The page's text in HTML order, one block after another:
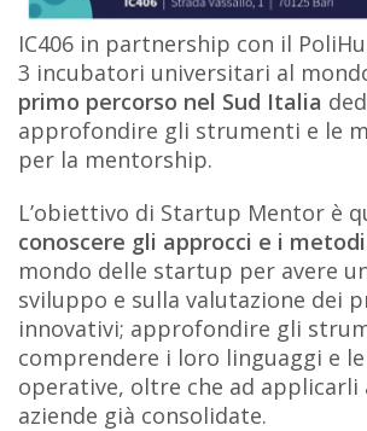
IC406 in partnership con il
3 incubatori universitari al
primo percorso nel Sud Italia
approfondire gli strumenti e le
per la mentorship.
L’obiettivo di Startup Mentor è
conoscere gli approcci e i
mondo delle startup per avere
sviluppo e sulla valutazione dei
innovativi; approfondire gli
comprendere i loro linguaggi e
operative, oltre che ad applicarli
aziende già consolidate.